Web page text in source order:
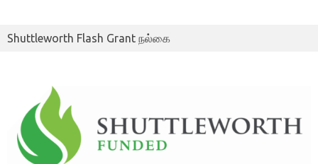
Shuttleworth Flash Grant நல்கை